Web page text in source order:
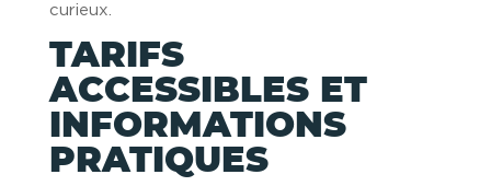
curieux.
TARIFS
ACCESSIBLES ET
INFORMATIONS
PRATIQUES